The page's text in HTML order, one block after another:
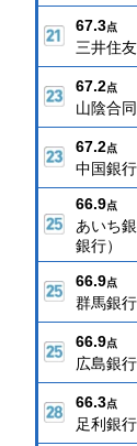
67.3点
三井住
67.2点
山陰合
67.2点
中国銀行
66.9点
あいち
銀行）
66.9点
群馬銀行
66.9点
広島銀行
66.3点
足利銀行